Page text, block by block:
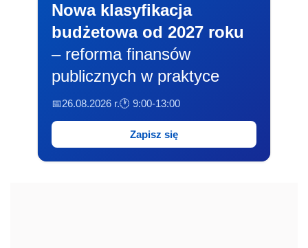
Nowa klasyfikacja
budżetowa od 2027 roku
– reforma finansów
publicznych w praktyce
📅26.08.2026 r.🕐 9:00-13:00
Zapisz się